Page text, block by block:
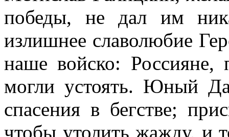
победы, не дал им
излишнее славолюбие
наше войско: Россияне,
могли устоять. Юный
спасения в бегстве;
чтобы утолить жажду, и